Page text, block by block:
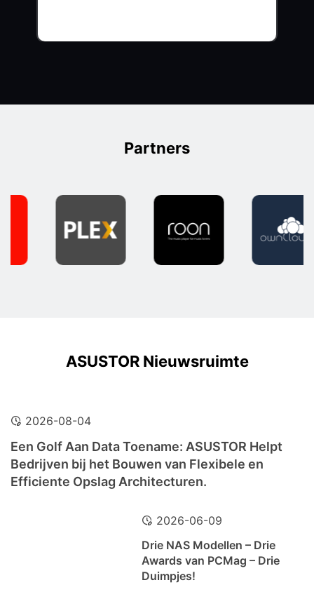
Partners
ASUSTOR Nieuwsruimte
2026-08-04
Een Golf Aan Data Toename: ASUSTOR Helpt
Bedrijven bij het Bouwen van Flexibele en
Efficiente Opslag Architecturen.
2026-06-09
Drie NAS Modellen – Drie
Awards van PCMag – Drie
Duimpjes!